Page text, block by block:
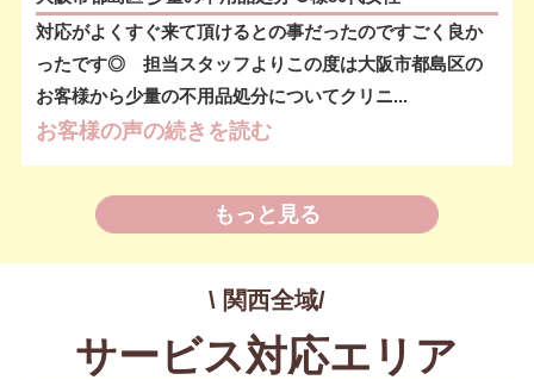
対応がよくすぐ来て頂けるとの事だったのですごく良か
ったです◎ 担当スタッフよりこの度は大阪市都島区の
お客様から少量の不用品処分についてクリニ...
お客様の声の続きを読む
もっと見る
\ 関西全域/
サービス対応エリア